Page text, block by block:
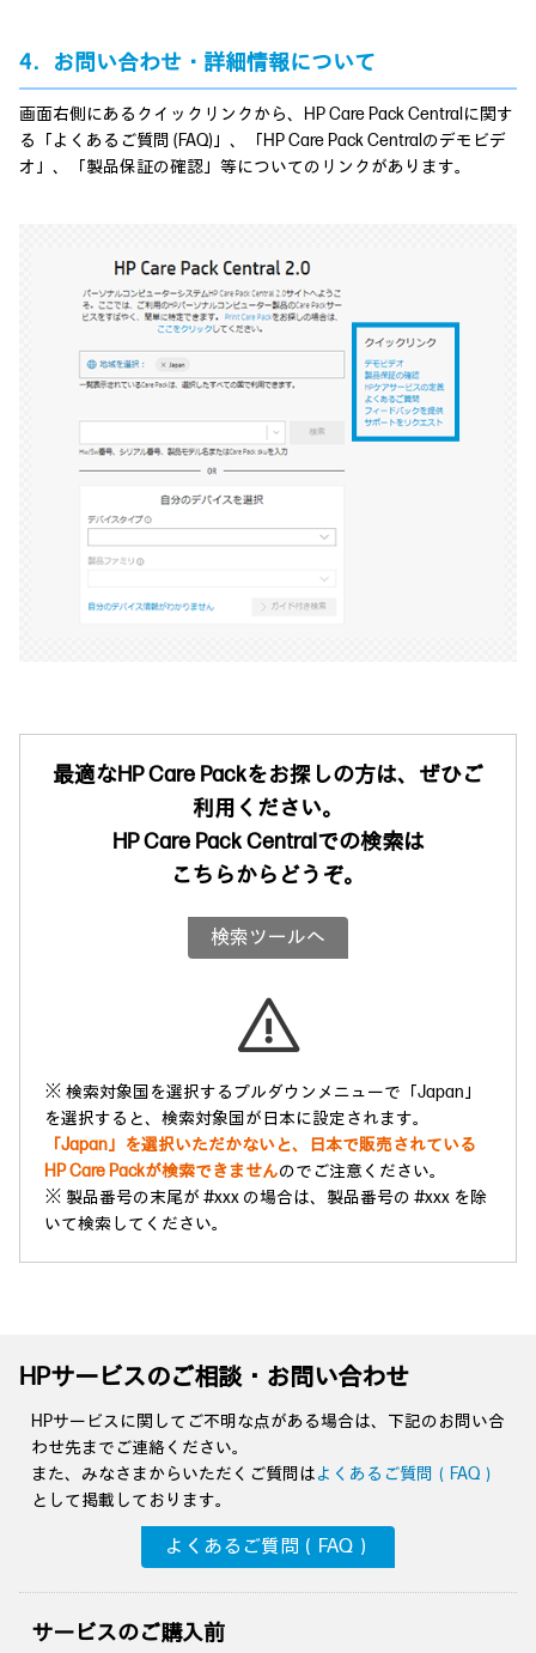
4．お問い合わせ・詳細情報について
画面右側にあるクイックリンクから、HP Care Pack Centralに関す
る「よくあるご質問 (FAQ)」、「HP Care Pack Centralのデモビデ
オ」、「製品保証の確認」等についてのリンクがあります。
最適なHP Care Packをお探しの方は、ぜひご
利用ください。
HP Care Pack Centralでの検索は
こちらからどうぞ。
検索ツールへ
※ 検索対象国を選択するプルダウンメニューで「Japan」
を選択すると、検索対象国が日本に設定されます。
「Japan」を選択いただかないと、日本で販売されている
HP Care Packが検索できませんのでご注意ください。
※ 製品番号の末尾が #xxx の場合は、製品番号の #xxx を除
いて検索してください。
HPサービスのご相談・お問い合わせ
HPサービスに関してご不明な点がある場合は、下記のお問い合
わせ先までご連絡ください。
また、みなさまからいただくご質問はよくあるご質問（FAQ）
として掲載しております。
よくあるご質問（FAQ）
サービスのご購入前